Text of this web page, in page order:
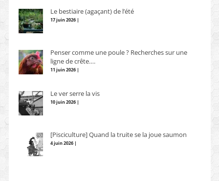
Le bestiaire (agaçant) de l’été
17 juin 2026 |
Penser comme une poule ? Recherches sur une
ligne de crête….
11 juin 2026 |
Le ver serre la vis
10 juin 2026 |
[Pisciculture] Quand la truite se la joue saumon
4 juin 2026 |